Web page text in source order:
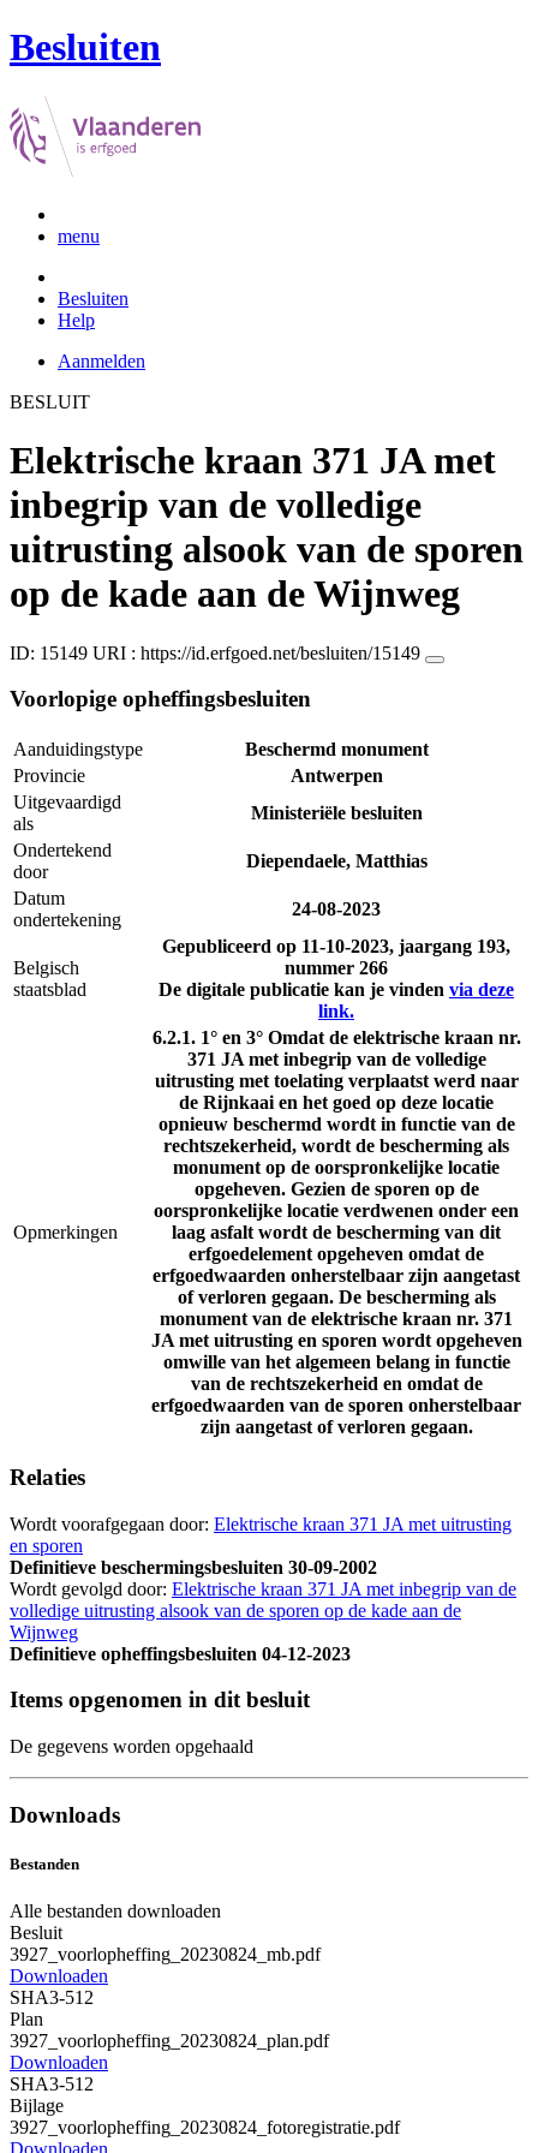
Besluiten
menu
Besluiten
Help
Aanmelden
BESLUIT
Elektrische kraan 371 JA met
inbegrip van de volledige
uitrusting alsook van de sporen
op de kade aan de Wijnweg
ID: 15149 URI : https://id.erfgoed.net/besluiten/15149
Voorlopige opheffingsbesluiten
Aanduidingstype
Beschermd monument
Provincie
Antwerpen
Uitgevaardigd
als
Ministeriële besluiten
Ondertekend
door
Diependaele, Matthias
Datum
ondertekening
24-08-2023
Belgisch
staatsblad
Gepubliceerd op 11-10-2023, jaargang 193,
nummer 266
De digitale publicatie kan je vinden via deze
link.
Opmerkingen
6.2.1. 1° en 3° Omdat de elektrische kraan nr.
371 JA met inbegrip van de volledige
uitrusting met toelating verplaatst werd naar
de Rijnkaai en het goed op deze locatie
opnieuw beschermd wordt in functie van de
rechtszekerheid, wordt de bescherming als
monument op de oorspronkelijke locatie
opgeheven. Gezien de sporen op de
oorspronkelijke locatie verdwenen onder een
laag asfalt wordt de bescherming van dit
erfgoedelement opgeheven omdat de
erfgoedwaarden onherstelbaar zijn aangetast
of verloren gegaan. De bescherming als
monument van de elektrische kraan nr. 371
JA met uitrusting en sporen wordt opgeheven
omwille van het algemeen belang in functie
van de rechtszekerheid en omdat de
erfgoedwaarden van de sporen onherstelbaar
zijn aangetast of verloren gegaan.
Relaties
Wordt voorafgegaan door: Elektrische kraan 371 JA met uitrusting
en sporen
Definitieve beschermingsbesluiten 30-09-2002
Wordt gevolgd door: Elektrische kraan 371 JA met inbegrip van de
volledige uitrusting alsook van de sporen op de kade aan de
Wijnweg
Definitieve opheffingsbesluiten 04-12-2023
Items opgenomen in dit besluit
De gegevens worden opgehaald
Downloads
Bestanden
Alle bestanden downloaden
Besluit
3927_voorlopheffing_20230824_mb.pdf
Downloaden
SHA3-512
Plan
3927_voorlopheffing_20230824_plan.pdf
Downloaden
SHA3-512
Bijlage
3927_voorlopheffing_20230824_fotoregistratie.pdf